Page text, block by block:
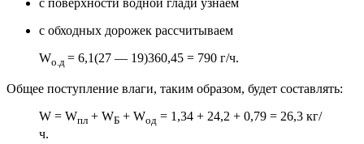
с обходных дорожек рассчитываем
Wо.д = 6,1(27 — 19)360,45 = 790 г/ч.
Общее поступление влаги, таким образом, будет составлять:
W = Wпл + WБ + Wод = 1,34 + 24,2 + 0,79 = 26,3 кг/
ч.